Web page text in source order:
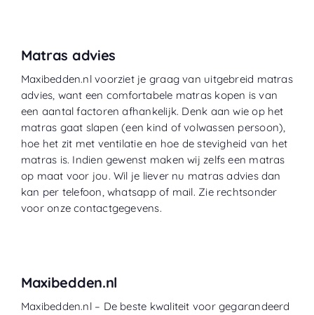
Matras advies
Maxibedden.nl voorziet je graag van uitgebreid matras
advies, want een comfortabele matras kopen is van
een aantal factoren afhankelijk. Denk aan wie op het
matras gaat slapen (een kind of volwassen persoon),
hoe het zit met ventilatie en hoe de stevigheid van het
matras is. Indien gewenst maken wij zelfs een matras
op maat voor jou. Wil je liever nu matras advies dan
kan per telefoon, whatsapp of mail. Zie rechtsonder
voor onze contactgegevens.
Maxibedden.nl
Maxibedden.nl – De beste kwaliteit voor gegarandeerd